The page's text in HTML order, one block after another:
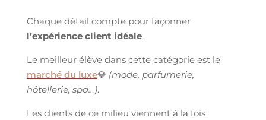
Chaque détail compte pour façonner
l’expérience client idéale.
Le meilleur élève dans cette catégorie est le
marché du luxe💎 (mode, parfumerie,
hôtellerie, spa…).
Les clients de ce milieu viennent à la fois